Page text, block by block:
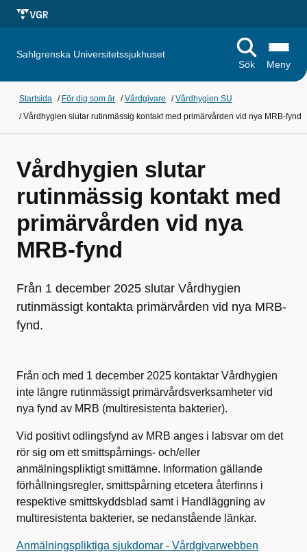
Sahlgrenska Universitetssjukhuset
Sök
Meny
Startsida / För dig som är /Vårdgivare /Vårdhygien SU
/Vårdhygien slutar rutinmässig kontakt med primärvården vid nya MRB-fynd
Vårdhygien slutar
rutinmässig kontakt med
primärvården vid nya
MRB-fynd
Från 1 december 2025 slutar Vårdhygien
rutinmässigt kontakta primärvården vid nya MRB-
fynd.
Från och med 1 december 2025 kontaktar Vårdhygien
inte längre rutinmässigt primärvårdsverksamheter vid
nya fynd av MRB (multiresistenta bakterier).
Vid positivt odlingsfynd av MRB anges i labsvar om det
rör sig om ett smittspårnings- och/eller
anmälningspliktigt smittämne. Information gällande
förhållningsregler, smittspårning etcetera återfinns i
respektive smittskyddsblad samt i Handläggning av
multiresistenta bakterier, se nedanstående länkar.
Anmälningspliktiga sjukdomar - Vårdgivarwebben